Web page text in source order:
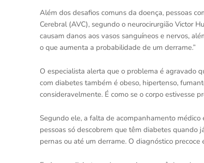
Além dos desafios comuns da doença, pessoas
Cerebral (AVC), segundo o neurocirurgião Victor
causam danos aos vasos sanguíneos e nervos,
o que aumenta a probabilidade de um derrame.”
O especialista alerta que o problema é agravado
com diabetes também é obeso, hipertenso,
consideravelmente. É como se o corpo estivesse
Segundo ele, a falta de acompanhamento
pessoas só descobrem que têm diabetes quando
pernas ou até um derrame. O diagnóstico precoce